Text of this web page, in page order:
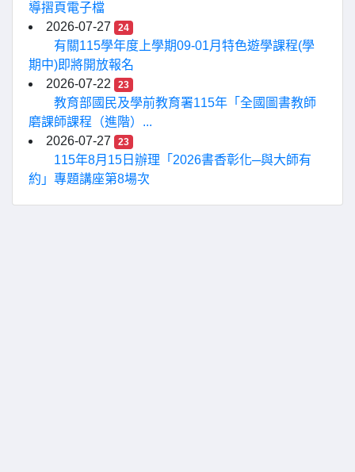
導摺頁電子檔
2026-07-27
24
有關115學年度上學期09-01月特色遊學課程(學
期中)即將開放報名
2026-07-22
23
教育部國民及學前教育署115年「全國圖書教師
磨課師課程（進階）...
2026-07-27
23
115年8月15日辦理「2026書香彰化─與大師有
約」專題講座第8場次